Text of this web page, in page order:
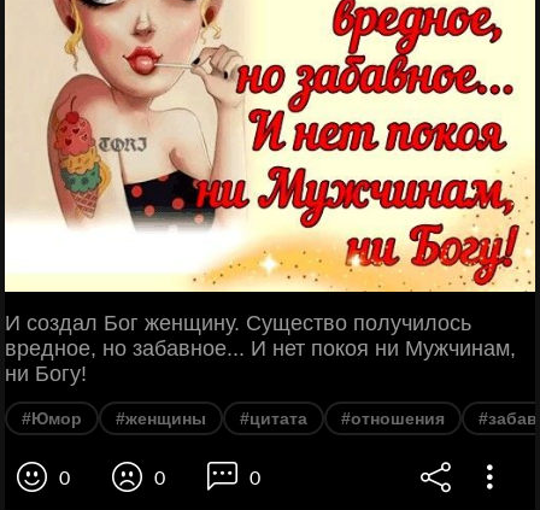
И создал Бог женщину. Существо получилось
вредное, но забавное... И нет покоя ни Мужчинам,
ни Богу!
#Юмор #женщины #цитата #отношения
0 0 0